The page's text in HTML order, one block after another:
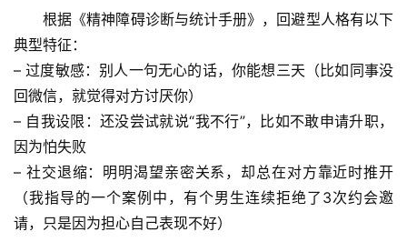
根据《精神障碍诊断与统计手册》，回避型人格有以下
典型特征：
– 过度敏感：别人一句无心的话，你能想三天（比如同事没
回微信，就觉得对方讨厌你）
– 自我设限 ：还没尝试就说“我不行”，比如不敢申请升职，
因为怕失败
– 社交退缩：明明渴望亲密关系，却总在对方靠近时推开
（我指导的一个案例中，有个男生连续拒绝了3次约会邀
请，只是因为担心自己表现不好）